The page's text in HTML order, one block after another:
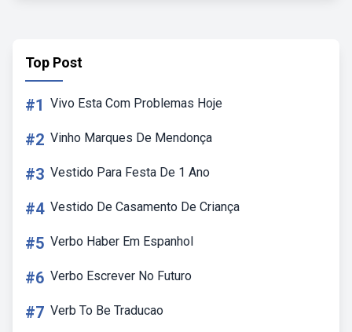
Top Post
#1 Vivo Esta Com Problemas Hoje
#2 Vinho Marques De Mendonça
#3 Vestido Para Festa De 1 Ano
#4 Vestido De Casamento De Criança
#5 Verbo Haber Em Espanhol
#6 Verbo Escrever No Futuro
#7 Verb To Be Traducao